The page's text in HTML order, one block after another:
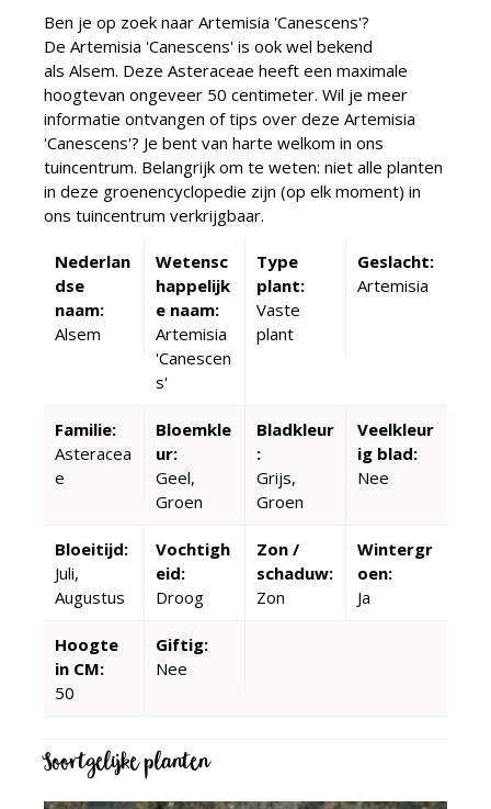
Ben je op zoek naar Artemisia 'Canescens'?
De Artemisia 'Canescens' is ook wel bekend
als Alsem. Deze Asteraceae heeft een maximale
hoogtevan ongeveer 50 centimeter. Wil je meer
informatie ontvangen of tips over deze Artemisia
'Canescens'? Je bent van harte welkom in ons
tuincentrum. Belangrijk om te weten: niet alle planten
in deze groenencyclopedie zijn (op elk moment) in
ons tuincentrum verkrijgbaar.
Nederlan
dse
naam:
Alsem
Wetensc
happelijk
e naam:
Artemisia
'Canescen
s'
Type
plant:
Vaste
plant
Geslacht:
Artemisia
Familie:
Asteracea
e
Bloemkle
ur:
Geel,
Groen
Bladkleur
:
Grijs,
Groen
Veelkleur
ig blad:
Nee
Bloeitijd:
Juli,
Augustus
Vochtigh
eid:
Droog
Zon /
schaduw:
Zon
Wintergr
oen:
Ja
Hoogte
in CM:
50
Giftig:
Nee
Soortgelijke planten